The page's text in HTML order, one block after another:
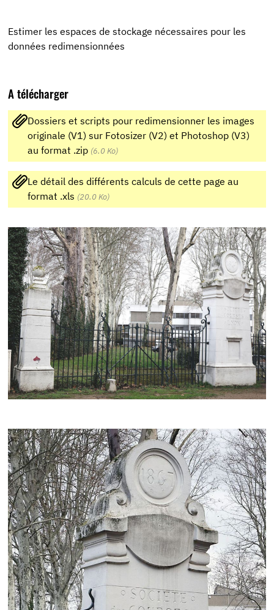
Estimer les espaces de stockage nécessaires pour les
données redimensionnées
A télécharger
Dossiers et scripts pour redimensionner les images
originale (V1) sur Fotosizer (V2) et Photoshop (V3)
au format .zip (6.0 Ko)
Le détail des différents calculs de cette page au
format .xls (20.0 Ko)